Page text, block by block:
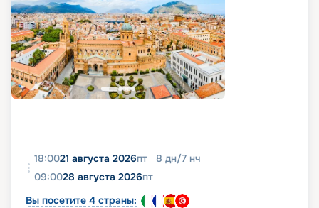
18:0021 августа 2026пт 8 дн/7 нч
09:0028 августа 2026пт
Вы посетите 4 страны: